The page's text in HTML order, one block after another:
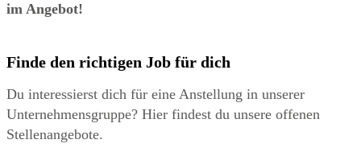
im Angebot!
Finde den richtigen Job für dich
Du interessierst dich für eine Anstellung in unserer
Unternehmensgruppe? Hier findest du unsere offenen
Stellenangebote.